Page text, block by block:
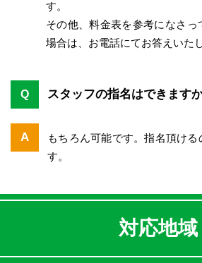
す。
その他、料金表を参考になさっ
場合は、お電話にてお答えいた
Q スタッフの指名はできます
A
もちろん可能です。指名頂け
す。
対応地域